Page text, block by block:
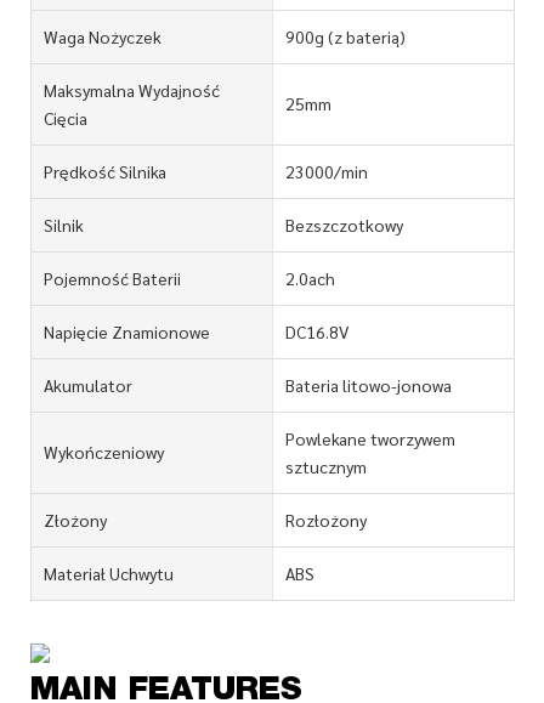
Waga Nożyczek 900g (z baterią)
Maksymalna Wydajność
Cięcia
25mm
Prędkość Silnika 23000/min
Silnik Bezszczotkowy
Pojemność Baterii 2.0ach
Napięcie Znamionowe DC16.8V
Akumulator Bateria litowo-jonowa
Wykończeniowy
Powlekane tworzywem
sztucznym
Złożony Rozłożony
Materiał Uchwytu ABS
MAIN FEATURES